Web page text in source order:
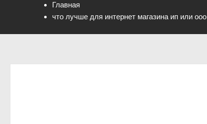
Главная
что лучше для интернет магазина ип или ооо